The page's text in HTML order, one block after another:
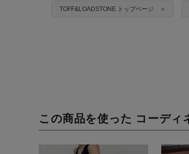
TOFF&LOADSTONE トップページ ＞
この商品を使った